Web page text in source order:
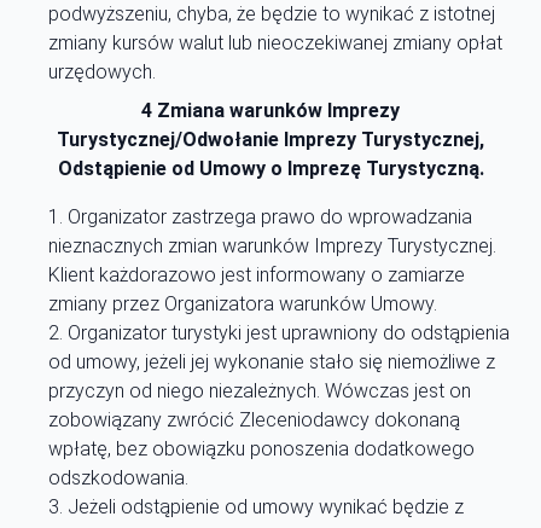
podwyższeniu, chyba, że będzie to wynikać z istotnej
zmiany kursów walut lub nieoczekiwanej zmiany opłat
urzędowych.
4 Zmiana warunków Imprezy
Turystycznej/Odwołanie Imprezy Turystycznej,
Odstąpienie od Umowy o Imprezę Turystyczną.
Organizator zastrzega prawo do wprowadzania
nieznacznych zmian warunków Imprezy Turystycznej.
Klient każdorazowo jest informowany o zamiarze
zmiany przez Organizatora warunków Umowy.
Organizator turystyki jest uprawniony do odstąpienia
od umowy, jeżeli jej wykonanie stało się niemożliwe z
przyczyn od niego niezależnych. Wówczas jest on
zobowiązany zwrócić Zleceniodawcy dokonaną
wpłatę, bez obowiązku ponoszenia dodatkowego
odszkodowania.
Jeżeli odstąpienie od umowy wynikać będzie z